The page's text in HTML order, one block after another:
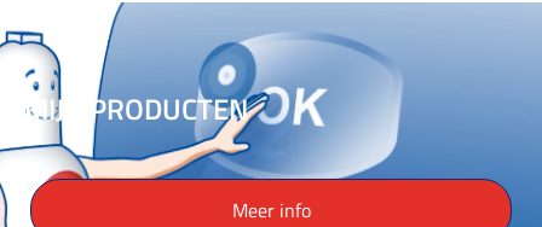
MIJN PRODUCTEN
Meer info